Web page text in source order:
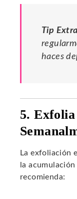
Tip
haces
5. Exfolia
La exfoliación
la
recomienda: